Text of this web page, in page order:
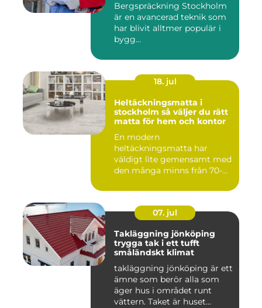
Bergspräckning Stockholm
är en avancerad teknik som
har blivit alltmer populär i
bygg...
18. jul
Heltäckningsmatta i
stockholm så väljer du rätt
matta för hem och kontor
En modern
heltäckningsmatta har
väldigt lite gemensamt med
den många minns från 70-
07. jul
Takläggning jönköping
trygga tak i ett tufft
småländskt klimat
takläggning jönköping är ett
ämne som berör alla som
äger hus i området runt
vättern. Taket är huset...